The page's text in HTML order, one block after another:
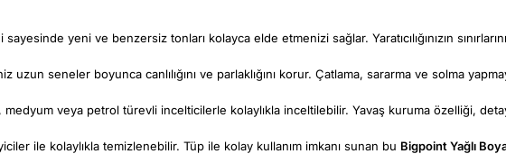
yeni ve benzersiz tonları kolayca elde etmenizi sağlar. Yaratıcılığınızın
uzun seneler boyunca canlılığını ve parlaklığını korur. Çatlama, sararma ve solma
veya petrol türevli incelticilerle kolaylıkla inceltilebilir. Yavaş kuruma özelliği,
ile kolaylıkla temizlenebilir. Tüp ile kolay kullanım imkanı sunan bu Bigpoint Yağlı